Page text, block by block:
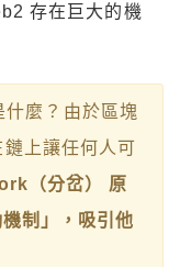
存在巨大的機
麼？由於區塊
上讓任何人可
（分岔） 原
制」，吸引他